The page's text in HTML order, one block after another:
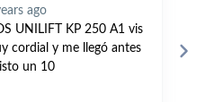
ago
Y PERSONAL. TODO
100% A DIA DE HOY.